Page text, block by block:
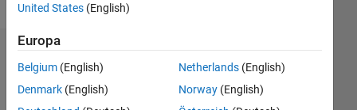
stanleo's
United States (English)
Europa
Belgium (English)
Denmark (English)
Netherlands(English)
Norway(English)